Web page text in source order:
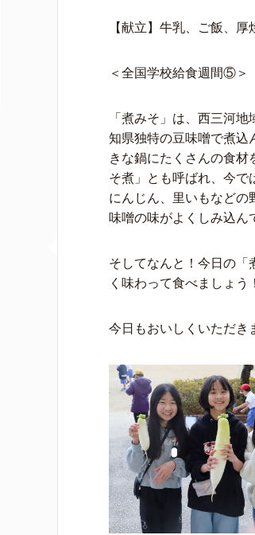
【献立】牛乳、ご飯、
＜全国学校給食週間⑤＞
「煮みそ」は、西三河
知県独特の豆味噌で煮込
きな鍋にたくさんの食
そ煮」とも呼ばれ、今で
にんじん、里いもなどの
味噌の味がよくしみ込ん
そしてなんと！今日の「
く味わって食べましょう！
今日もおいしくいただき